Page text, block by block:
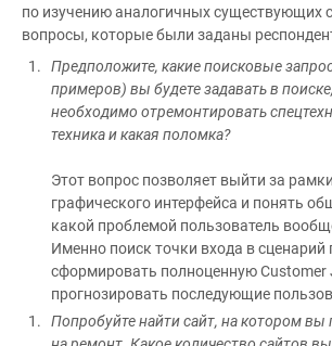
по изучению аналогичных существующих
вопросы, которые были заданы
Предположите, какие поисковые
примеров) вы будете задавать в
необходимо отремонтировать
техника и какая поломка?
Этот вопрос позволяет выйти за
графического интерфейса и понять
какой проблемой пользователь
Именно поиск точки входа в сценарий
сформировать полноценную Customer
прогнозировать последующие
Попробуйте найти сайт, на котором вы